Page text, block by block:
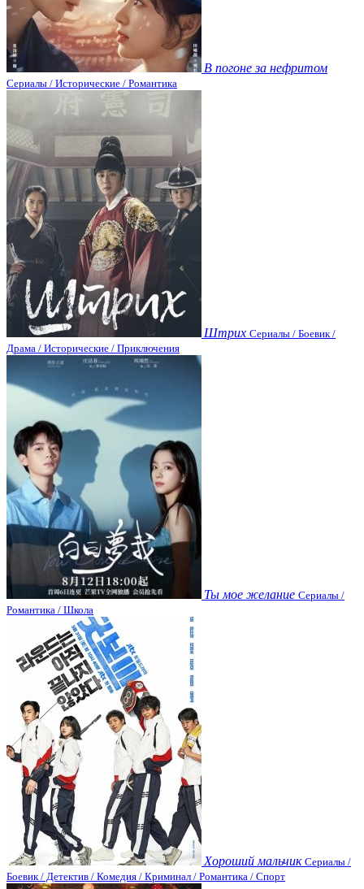
В погоне за нефритом
Сериалы / Исторические / Романтика
Штрих Сериалы / Боевик /
Драма / Исторические / Приключения
Ты мое желание Сериалы /
Романтика / Школа
Хороший мальчик Сериалы /
Боевик / Детектив / Комедия / Криминал / Романтика / Спорт